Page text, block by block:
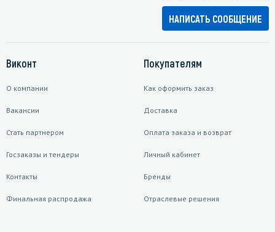
НАПИСАТЬ СООБЩЕНИЕ
Виконт
О компании
Вакансии
Стать партнером
Госзаказы и тендеры
Контакты
Финальная распродажа
Покупателям
Как оформить заказ
Доставка
Оплата заказа и возврат
Личный кабинет
Бренды
Отраслевые решения